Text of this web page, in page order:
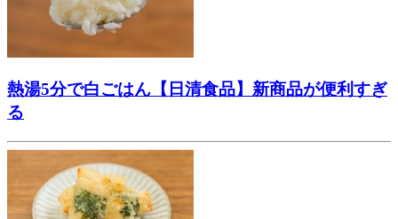
熱湯5分で白ごはん【日清食品】新商品が便利すぎ
る